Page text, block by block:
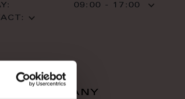
09:00 - 17:00
company